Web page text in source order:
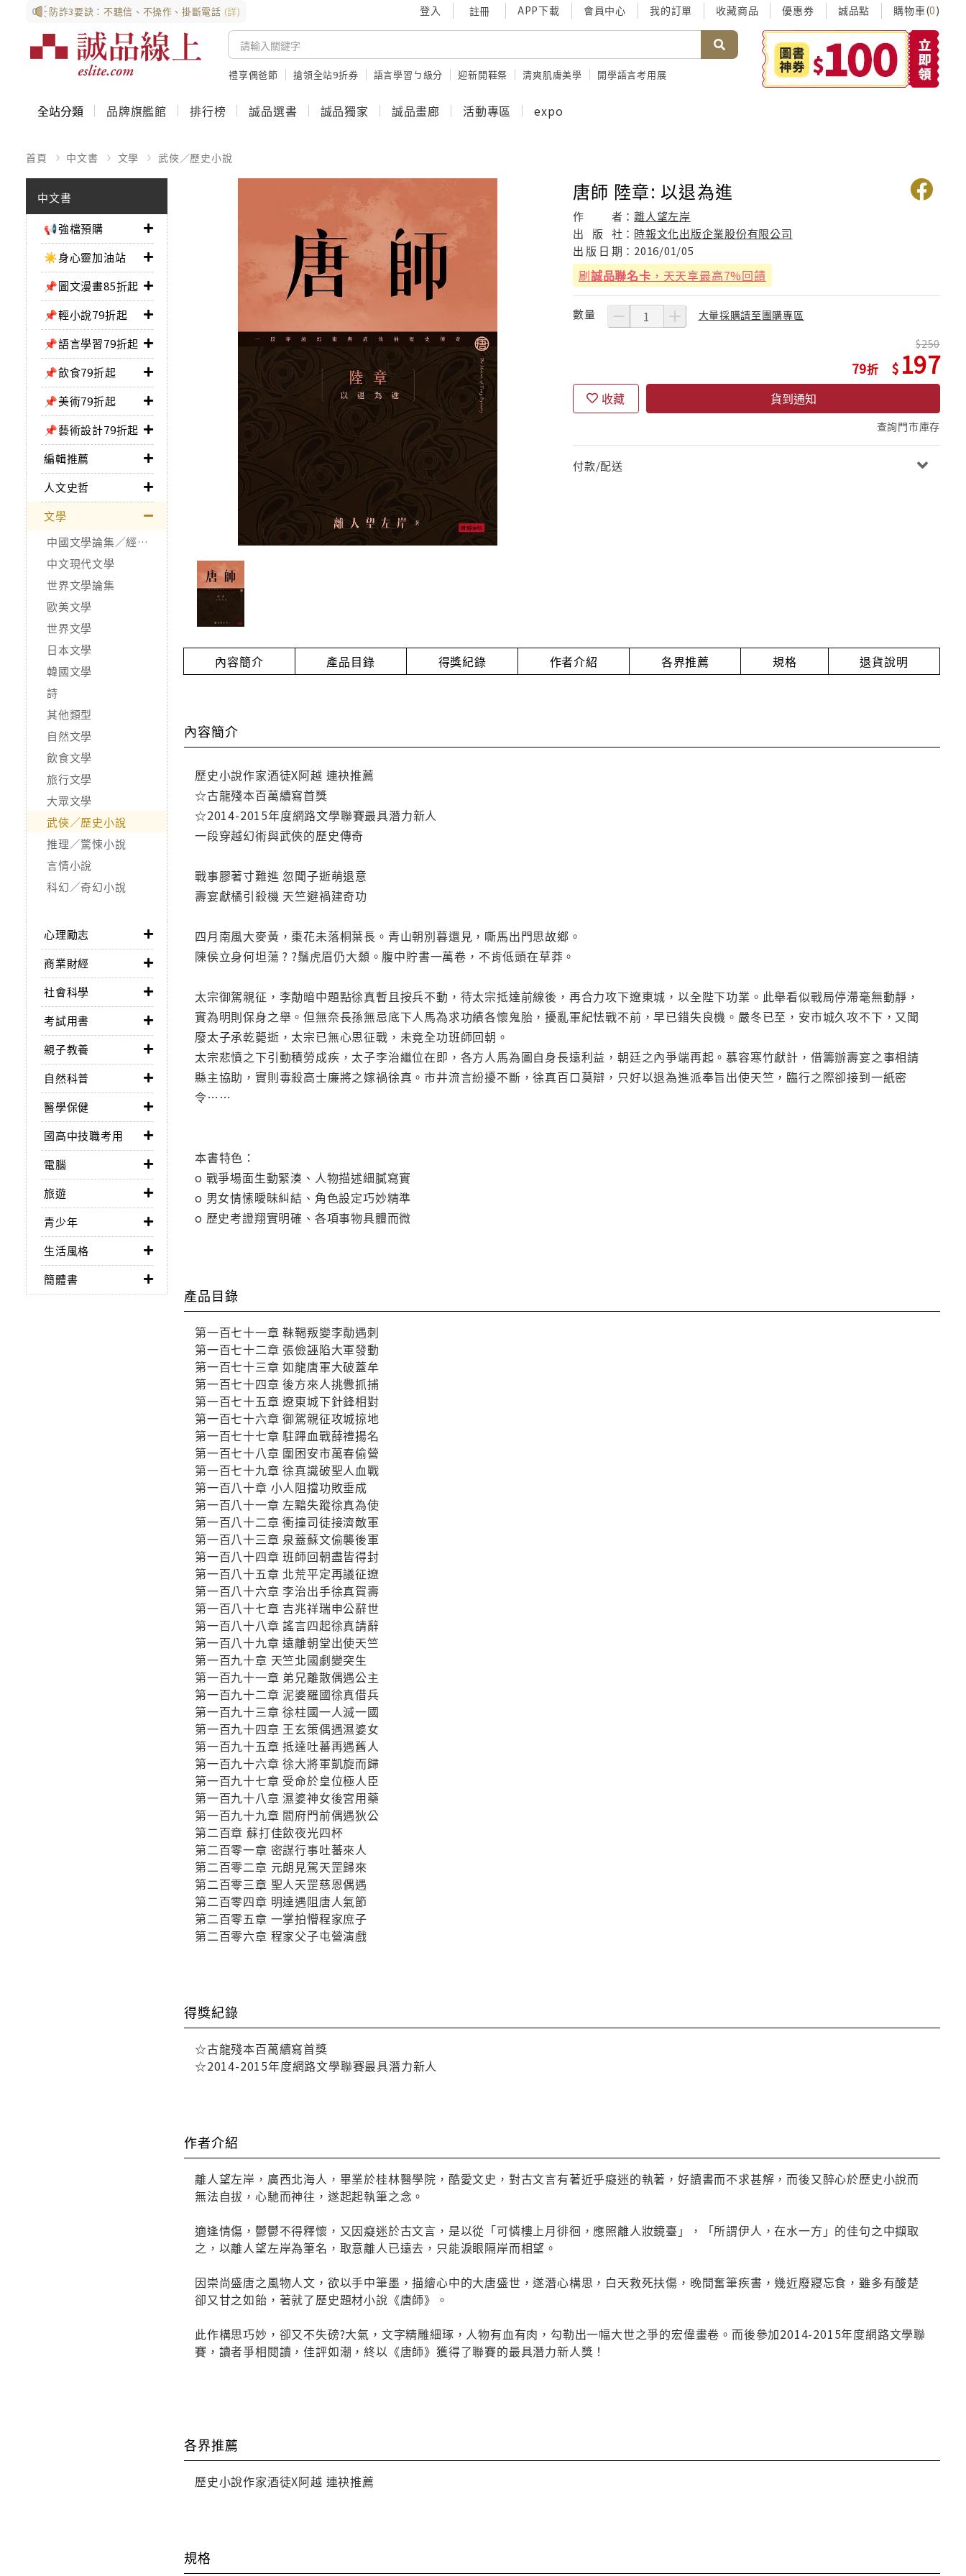
防詐3要訣：不聽信、不操作、掛斷電話 (詳) 登入 註冊 APP下載 會員中心 我的訂單 收藏商品 優惠券 誠品點 購物車(0)
禮享偶爸節 搶領全站9折券 語言學習ㄅ級分 迎新開鞋祭 清爽肌膚美學 開學語言考用展
全站分類 品牌旗艦館 排行榜 誠品選書 誠品獨家 誠品畫廊 活動專區 expo
首頁 中文書 文學 武俠／歷史小說
中文書
📢強檔預購
☀️身心靈加油站
📌圖文漫畫85折起
📌輕小說79折起
📌語言學習79折起
📌飲食79折起
📌美術79折起
📌藝術設計79折起
編輯推薦
人文史哲
文學
中國文學論集／經典作品
中文現代文學
世界文學論集
歐美文學
世界文學
日本文學
韓國文學
詩
其他類型
自然文學
飲食文學
旅行文學
大眾文學
武俠／歷史小說
推理／驚悚小說
言情小說
科幻／奇幻小說
心理勵志
商業財經
社會科學
考試用書
親子教養
自然科普
醫學保健
國高中技職考用
電腦
旅遊
青少年
生活風格
簡體書
唐師 陸章: 以退為進
作 者：離人望左岸
出
版 社： 時報文化出版企業股份有限公司
出 版 日 期： 2016/01/05
刷誠品聯名卡 ，天天享最高7%回饋
數量 大量採購請至團購專區
79
250
197
收藏 貨到通知
查詢門市庫存
付款/配送
內容簡介 產品目錄 得獎紀錄 作者介紹 各界推薦 規格 退貨說明
內容簡介
歷史小說作家酒徒X阿越 連袂推薦
☆古龍殘本百萬續寫首獎
☆2014-2015年度網路文學聯賽最具潛力新人
一段穿越幻術與武俠的歷史傳奇
戰事膠著寸難進 忽聞子逝萌退意
壽宴獻橘引殺機 天竺避禍建奇功
四月南風大麥黃，棗花未落桐葉長。青山朝別暮還見，嘶馬出門思故鄉。
陳侯立身何坦蕩 ? ?鬚虎眉仍大顙。腹中貯書一萬卷，不肯低頭在草莽。
太宗御駕親征，李勣暗中題點徐真暫且按兵不動，待太宗抵達前線後，再合力攻下遼東城，以全陛下功業。此舉看似戰局停滯毫無動靜，
實為明則保身之舉。但無奈長孫無忌底下人馬為求功績各懷鬼胎，擾亂軍紀怯戰不前，早已錯失良機。嚴冬已至，安市城久攻不下，又聞
廢太子承乾薨逝，太宗已無心思征戰，未竟全功班師回朝。
太宗悲憤之下引動積勞成疾，太子李治繼位在即，各方人馬為圖自身長遠利益，朝廷之內爭端再起。慕容寒竹獻計，借籌辦壽宴之事相請
縣主協助，實則毒殺高士廉將之嫁禍徐真。市井流言紛擾不斷，徐真百口莫辯，只好以退為進派奉旨出使天竺，臨行之際卻接到一紙密
令……
本書特色：
o 戰爭場面生動緊湊、人物描述細膩寫實
o 男女情愫曖昧糾結、角色設定巧妙精準
o 歷史考證翔實明確、各項事物具體而微
產品目錄
第一百七十一章 靺鞨叛變李勣遇刺
第一百七十二章 張儉誣陷大軍發動
第一百七十三章 如龍唐軍大破蓋牟
第一百七十四章 後方來人挑釁抓捕
第一百七十五章 遼東城下針鋒相對
第一百七十六章 御駕親征攻城掠地
第一百七十七章 駐蹕血戰薛禮揚名
第一百七十八章 圍困安市萬春偷營
第一百七十九章 徐真識破聖人血戰
第一百八十章 小人阻擋功敗垂成
第一百八十一章 左黯失蹤徐真為使
第一百八十二章 衝撞司徒接濟敵軍
第一百八十三章 泉蓋蘇文偷襲後軍
第一百八十四章 班師回朝盡皆得封
第一百八十五章 北荒平定再議征遼
第一百八十六章 李治出手徐真賀壽
第一百八十七章 吉兆祥瑞申公辭世
第一百八十八章 謠言四起徐真請辭
第一百八十九章 遠離朝堂出使天竺
第一百九十章 天竺北國劇變突生
第一百九十一章 弟兄離散偶遇公主
第一百九十二章 泥婆羅國徐真借兵
第一百九十三章 徐柱國一人滅一國
第一百九十四章 王玄策偶遇濕婆女
第一百九十五章 抵達吐蕃再遇舊人
第一百九十六章 徐大將軍凱旋而歸
第一百九十七章 受命於皇位極人臣
第一百九十八章 濕婆神女後宮用藥
第一百九十九章 閻府門前偶遇狄公
第二百章 蘇打佳飲夜光四杯
第二百零一章 密謀行事吐蕃來人
第二百零二章 元朗見駕天罡歸來
第二百零三章 聖人天罡慈恩偶遇
第二百零四章 明達遇阻唐人氣節
第二百零五章 一掌拍懵程家庶子
第二百零六章 程家父子屯營演戲
得獎紀錄
☆古龍殘本百萬續寫首獎
☆2014-2015年度網路文學聯賽最具潛力新人
作者介紹
離人望左岸，廣西北海人，畢業於桂林醫學院，酷愛文史，對古文言有著近乎癡迷的執著，好讀書而不求甚解，而後又醉心於歷史小說而
無法自拔，心馳而神往，遂起起執筆之念。
適逢情傷，鬱鬱不得釋懷，又因癡迷於古文言，是以從「可憐樓上月徘徊，應照離人妝鏡臺」，「所謂伊人，在水一方」的佳句之中擷取
之，以離人望左岸為筆名，取意離人已遠去，只能淚眼隔岸而相望。
因崇尚盛唐之風物人文，欲以手中筆墨，描繪心中的大唐盛世，遂潛心構思，白天救死扶傷，晚間奮筆疾書，幾近廢寢忘食，雖多有酸楚
卻又甘之如飴，著就了歷史題材小說《唐師》。
此作構思巧妙，卻又不失磅?大氣，文字精雕細琢，人物有血有肉，勾勒出一幅大世之爭的宏偉畫卷。而後參加2014-2015年度網路文學聯
賽，讀者爭相閱讀，佳評如潮，終以《唐師》獲得了聯賽的最具潛力新人獎！
各界推薦
歷史小說作家酒徒X阿越 連袂推薦
規格